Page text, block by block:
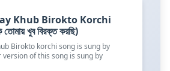
Khub Birokto Korchi
খুব বিরক্ত করছি)
Birokto korchi song is sung by
version of this song is sung by